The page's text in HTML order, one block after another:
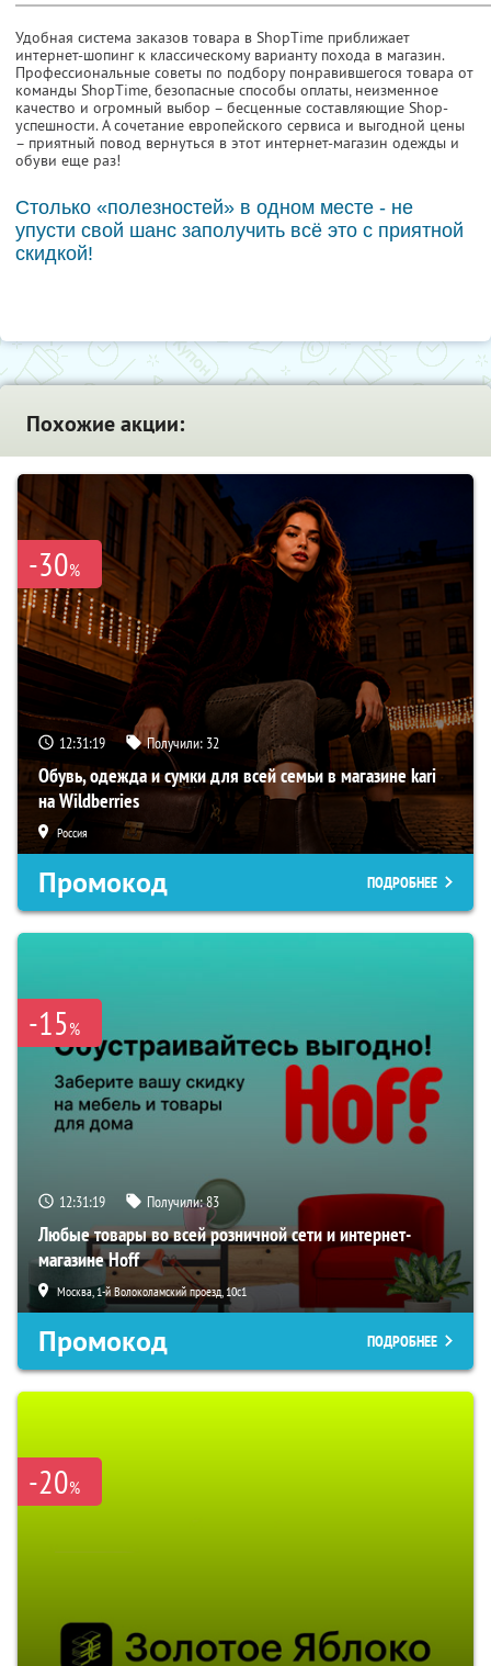
Удобная система заказов товара в ShopTime приближает
интернет-шопинг к классическому варианту похода в магазин.
Профессиональные советы по подбору понравившегося товара от
команды ShopTime, безопасные способы оплаты, неизменное
качество и огромный выбор – бесценные составляющие Shop-
успешности. А сочетание европейского сервиса и выгодной цены
– приятный повод вернуться в этот интернет-магазин одежды и
обуви еще раз!
Столько «полезностей» в одном месте - не
упусти свой шанс заполучить всё это с приятной
скидкой!
Похожие акции:
-30%
12:31:18 Получили: 32
Обувь, одежда и сумки для всей семьи в магазине kari
на Wildberries
Россия
Промокод ПОДРОБНЕЕ
-15%
12:31:18 Получили:83
Любые товары во всей розничной сети и интернет-
магазине Hoff
Москва, 1-й Волоколамский проезд, 10с1
Промокод ПОДРОБНЕЕ
-20%